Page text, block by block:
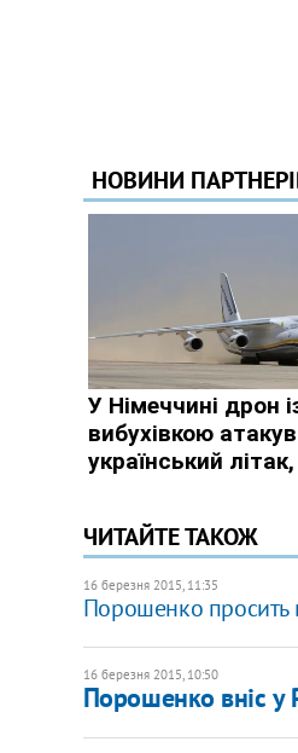
ЧИТАЙТЕ ТАКОЖ
16 березня 2015, 11:35
Порошенко просить
16 березня 2015, 10:50
Порошенко вніс у